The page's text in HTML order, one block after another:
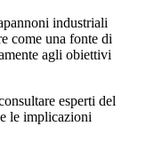
industriali
come una fonte di
agli obiettivi
esperti del
le implicazioni